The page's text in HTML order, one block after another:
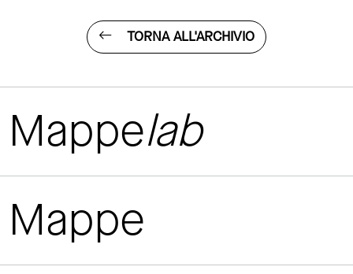
TORNA ALL'ARCHIVIO
Mappelab
Mappe